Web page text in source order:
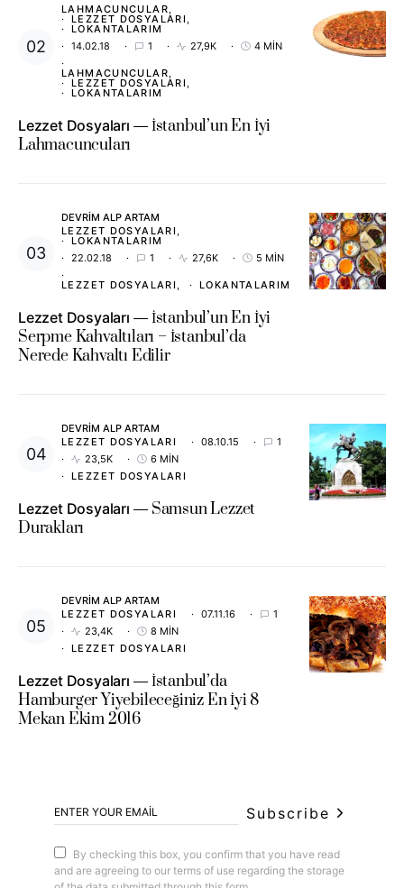
LAHMACUNCULAR
LEZZET DOSYALARI
LOKANTALARIM
14.02.18
1 27,9K 4 MIN
LAHMACUNCULAR
LEZZET DOSYALARI
LOKANTALARIM
Lezzet Dosyaları
İstanbul’un En İyi
Lahmacuncuları
DEVRIM ALP ARTAM
LEZZET DOSYALARI
LOKANTALARIM
22.02.18
1 27,6K 5 MIN
LEZZET DOSYALARI LOKANTALARIM
Lezzet Dosyaları
İstanbul’un En İyi
Serpme Kahvaltıları – İstanbul’da
Nerede Kahvaltı Edilir
DEVRIM ALP ARTAM
LEZZET DOSYALARI
08.10.15
1
23,5K
6 MIN
LEZZET DOSYALARI
Lezzet Dosyaları
Samsun Lezzet
Durakları
DEVRIM ALP ARTAM
LEZZET DOSYALARI
07.11.16
1
23,4K
8 MIN
LEZZET DOSYALARI
Lezzet Dosyaları
İstanbul’da
Hamburger Yiyebileceğiniz En İyi 8
Mekan Ekim 2016
Subscribe
By checking this box, you confirm that you have read
and are agreeing to our terms of use regarding the storage